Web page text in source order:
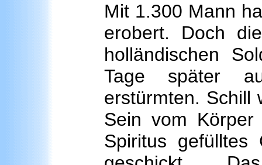
Mit 1.300 Mann
erobert. Doch
holländischen
Tage später
erstürmten. Schill
Sein vom
Spiritus